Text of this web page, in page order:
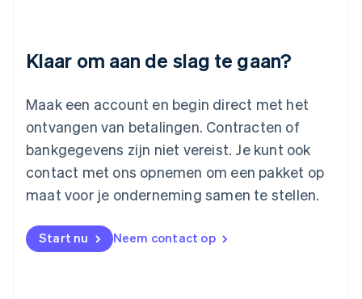
Klaar om aan de slag te gaan?
Maak een account en begin direct met het
ontvangen van betalingen. Contracten of
bankgegevens zijn niet vereist. Je kunt ook
contact met ons opnemen om een pakket op
maat voor je onderneming samen te stellen.
Start nu Neem contact op
FrançaisDeutschEnglish
English
Malta
English
Mexico
Nederland
NederlandsEnglish
English
Noorwegen